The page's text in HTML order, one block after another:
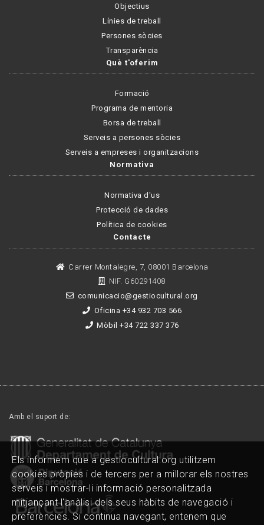
Objectius
Línies de treball
Persones sòcies
Transparència
Què t'oferim
Formació
Programa de mentoria
Borsa de treball
Serveis a persones sòcies
Serveis a empreses i organitzacions
Normativa
Normativa d'us
Protecció de dades
Política de cookies
Contacte
Carrer Montalegre, 7, 08001 Barcelona
NIF. G60291408
comunicacio@gestiocultural.org
Oficina +34 932 703 566
Mòbil +34 722 337 376
Amb el suport de:
Els informem que a gestiocultural.org utilitzem
cookies pròpies i de tercers per a millorar els nostres
serveis i mostrar-li informació personalitzada
mitjançant l'anàlisi dels seus hàbits de navegació i
preferències. Si continua navegant, entenem que